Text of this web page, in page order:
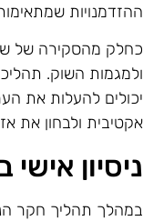
מהסקירה של
השוק.
להעלות את
ולבחון את
תהליך חקר